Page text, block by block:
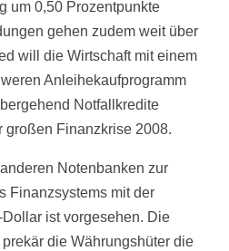
um 0,50 Prozentpunkte
gehen zudem weit über
will die Wirtschaft mit einem
Anleihekaufprogramm
Notfallkredite
großen Finanzkrise 2008.
Notenbanken zur
Finanzsystems mit der
ist vorgesehen. Die
die Währungshüter die